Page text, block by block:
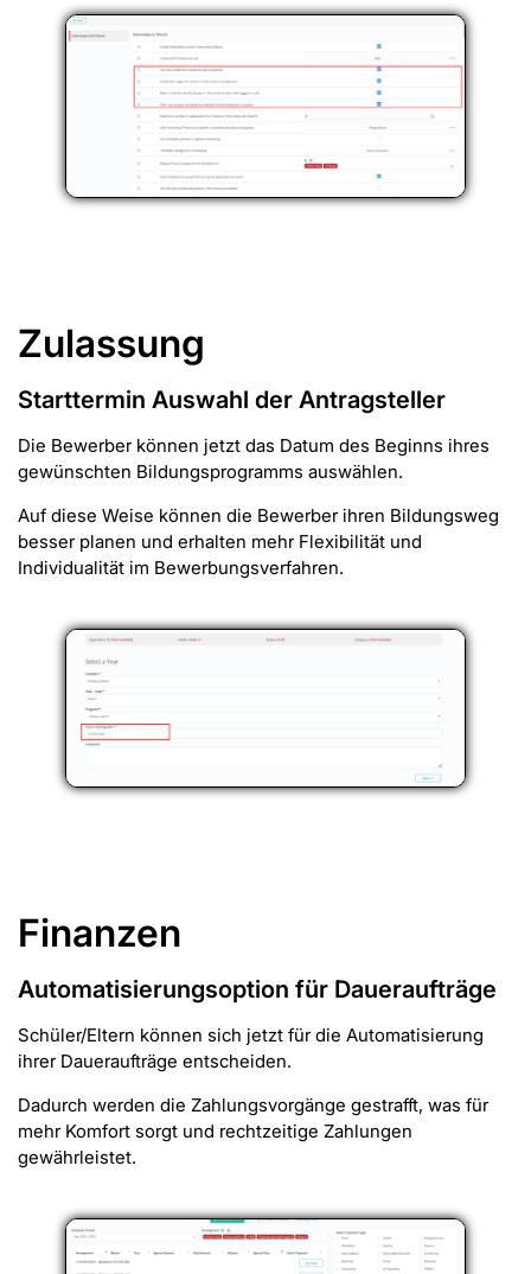
Zulassung
Starttermin Auswahl der Antragsteller
Die Bewerber können jetzt das Datum des Beginns ihres
gewünschten Bildungsprogramms auswählen.
Auf diese Weise können die Bewerber ihren Bildungsweg
besser planen und erhalten mehr Flexibilität und
Individualität im Bewerbungsverfahren.
Finanzen
Automatisierungsoption für Daueraufträge
Schüler/Eltern können sich jetzt für die Automatisierung
ihrer Daueraufträge entscheiden.
Dadurch werden die Zahlungsvorgänge gestrafft, was für
mehr Komfort sorgt und rechtzeitige Zahlungen
gewährleistet.